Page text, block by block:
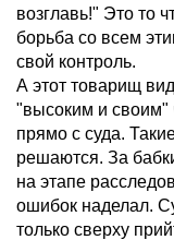
возглавь!" Это то
борьба со всем
свой контроль.
А этот товарищ
"высоким и своим"
прямо с суда.
решаются. За
на этапе
ошибок наделал.
только сверху